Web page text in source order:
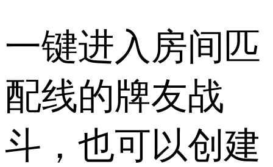
一键进入房间匹
配线的牌友战
斗，也可以创建